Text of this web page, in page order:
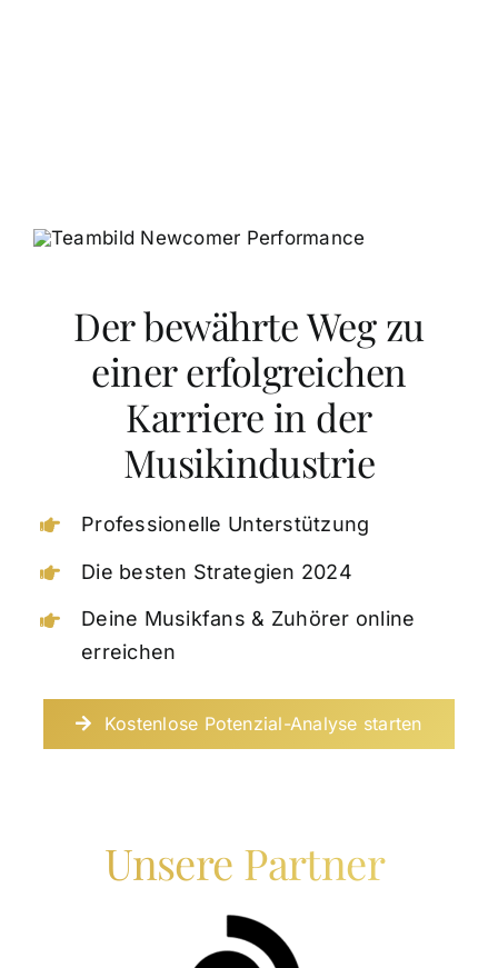
Der bewährte Weg zu
einer erfolgreichen
Karriere in der
Musikindustrie
Professionelle Unterstützung
Die besten Strategien 2024
Deine Musikfans & Zuhörer online
erreichen
Kostenlose Potenzial-Analyse starten
Unsere Partner